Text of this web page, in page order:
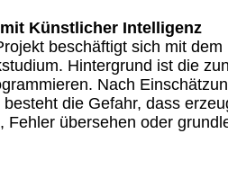
Künstlicher Intelligenz
beschäftigt sich mit
Hintergrund ist die
Nach
die Gefahr, dass
Fehler übersehen oder